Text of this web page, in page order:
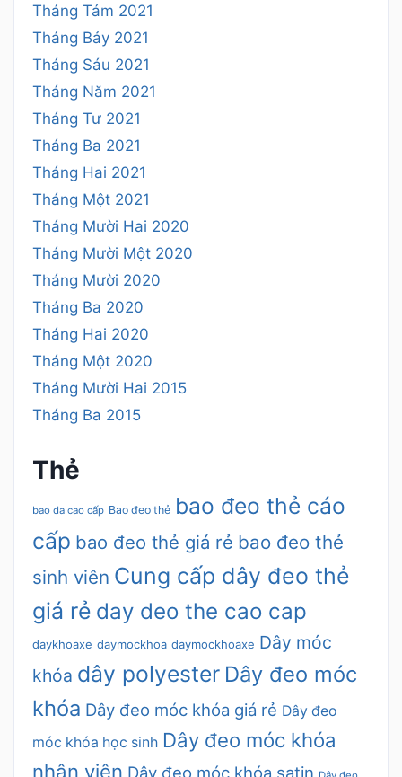
Tháng Tám 2021
Tháng Bảy 2021
Tháng Sáu 2021
Tháng Năm 2021
Tháng Tư 2021
Tháng Ba 2021
Tháng Hai 2021
Tháng Một 2021
Tháng Mười Hai 2020
Tháng Mười Một 2020
Tháng Mười 2020
Tháng Ba 2020
Tháng Hai 2020
Tháng Một 2020
Tháng Mười Hai 2015
Tháng Ba 2015
Thẻ
bao da cao cấp Bao đeo thẻ bao đeo thẻ cáo
cấp bao đeo thẻ giá rẻ bao đeo thẻ
sinh viên Cung cấp dây đeo thẻ
giá rẻ day deo the cao cap
daykhoaxe daymockhoa daymockhoaxe Dây móc
khóa dây polyester Dây đeo móc
khóa Dây đeo móc khóa giá rẻ Dây đeo
móc khóa học sinh Dây đeo móc khóa
nhân viên Dây đeo móc khóa satin